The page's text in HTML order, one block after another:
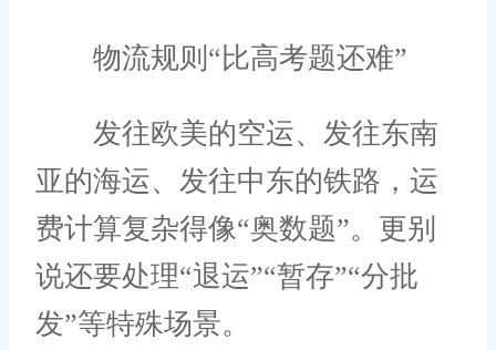
物流规则“比高考题还难”
发往欧美的空运、发往东南
亚的海运、发往中东的铁路，运
费计算复杂得像“奥数题”。更别
说还要处理“退运”“暂存”“分批
发”等特殊场景。